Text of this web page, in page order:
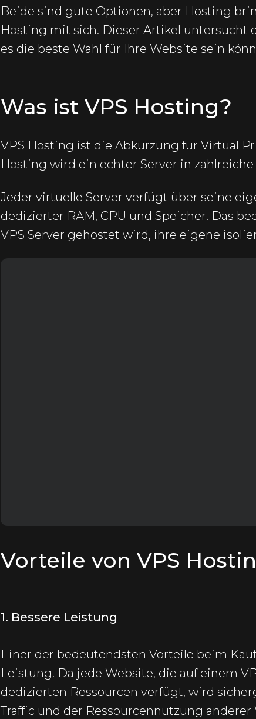
Beide sind gute Optionen, aber Hosting
Hosting mit sich. Dieser Artikel untersucht
es die beste Wahl für Ihre Website sein
Was ist VPS Hosting?
VPS Hosting ist die Abkürzung für Virtual
Hosting wird ein echter Server in
Jeder virtuelle Server verfügt über seine
dedizierter RAM, CPU und Speicher. Das
VPS Server gehostet wird, ihre eigene
Vorteile von VPS
1. Bessere Leistung
Einer der bedeutendsten Vorteile beim
Leistung. Da jede Website, die auf einem
dedizierten Ressourcen verfügt, wird
Traffic und der Ressourcennutzung